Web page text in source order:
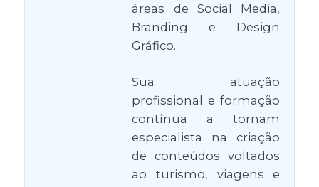
áreas de Social Media,
Branding e Design
Gráfico.
Sua atuação
profissional e formação
contínua a tornam
especialista na criação
de conteúdos voltados
ao turismo, viagens e